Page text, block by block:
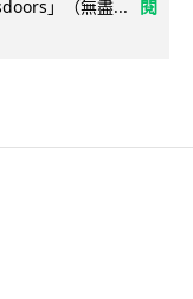
」（無盡...
閱